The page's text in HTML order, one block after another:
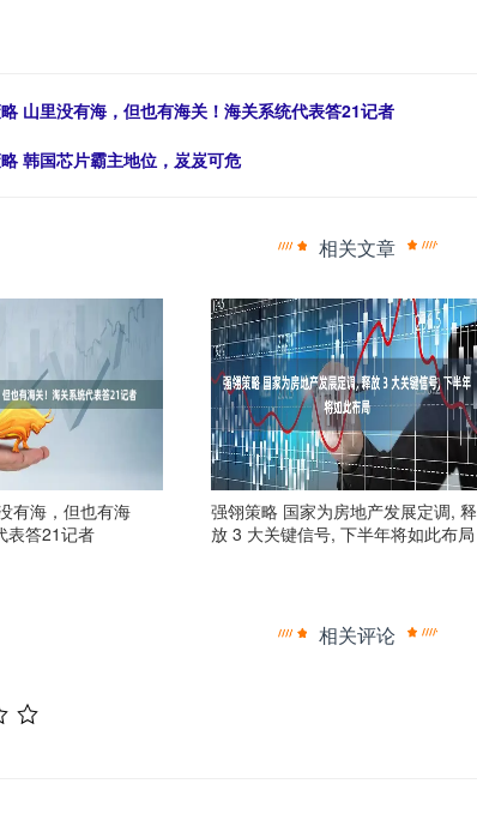
山里没有海，但也有海关！海关系统代表答21记者
韩国芯片霸主地位，岌岌可危
相关文章
有海，但也有海
表答21记者
强翎策略 国家为房地产发展定调, 释
放 3 大关键信号, 下半年将如此布局
相关评论